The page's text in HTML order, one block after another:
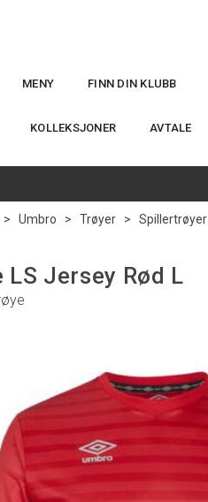
MENY FINN DIN KLUBB
KOLLEKSJONER AVTALE
> Umbro > Trøyer > Spillertrøyer
LS Jersey Rød L